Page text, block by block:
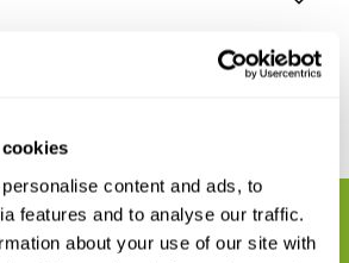
content and ads, to
features and to analyse our traffic.
about your use of our site with
compleet